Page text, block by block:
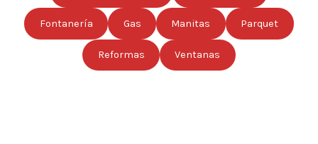
Fontanería Gas Manitas Parquet
Reformas Ventanas